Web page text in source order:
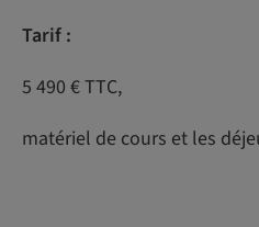
Tarif :
5 490 € TTC,
matériel de cours et les